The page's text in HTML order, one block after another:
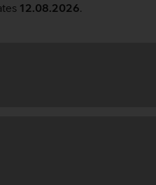
12.08.2026